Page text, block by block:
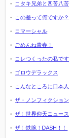
コタキ兄弟と四苦八苦
この差って何ですか？
コマーシャル
ごめんね青春！
コレつくったの私です
ゴロウデラックス
こんなところに日本人
ザ・ノンフィクション
ザ！世界仰天ニュース
ザ！鉄腕！DASH！！